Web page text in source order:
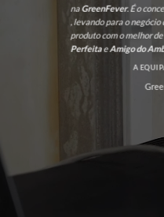
naGreenFever. É o
, levando para o
produto com o melhor de
PerfeitaeAmigo do
A